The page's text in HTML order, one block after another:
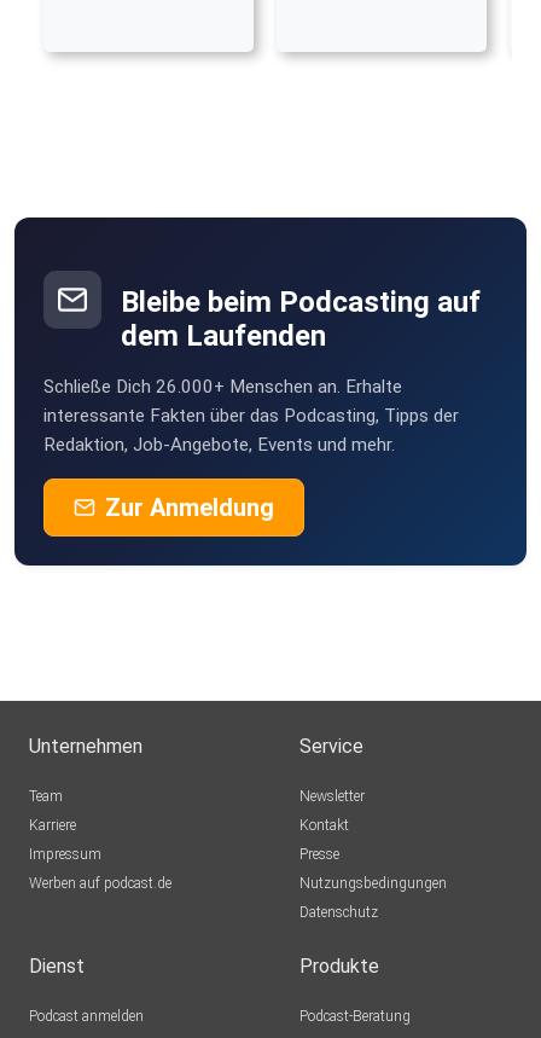
Bleibe beim Podcasting auf
dem Laufenden
Schließe Dich 26.000+ Menschen an. Erhalte
interessante Fakten über das Podcasting, Tipps der
Redaktion, Job-Angebote, Events und mehr.
Zur Anmeldung
Unternehmen
Team
Karriere
Impressum
Werben auf podcast.de
Service
Newsletter
Kontakt
Presse
Nutzungsbedingungen
Datenschutz
Dienst
Podcast anmelden
Produkte
Podcast-Beratung